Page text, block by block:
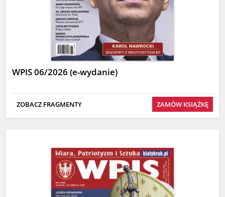
WPIS 06/2026 (e-wydanie)
ZOBACZ FRAGMENTY ZAMÓW KSIĄŻKĘ